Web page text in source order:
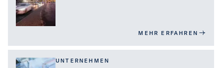
MEHR ERFAHREN
UNTERNEHMEN